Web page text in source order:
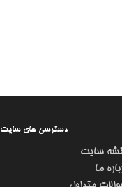
دسترسی های سایت
سایت
ما